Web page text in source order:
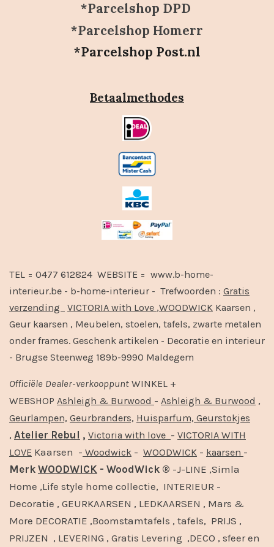
*Parcelshop DPD
*Parcelshop Homerr
*Parcelshop Post.nl
Betaalmethodes
TEL = 0477 612824 WEBSITE = www.b-home-
interieur.be - b-home-interieur - Trefwoorden : Gratis
verzending
VICTORIA with Love ,WOODWICK Kaarsen ,
Geur kaarsen , Meubelen, stoelen, tafels, zwarte metalen
onder frames. Geschenk artikelen - Decoratie en interieur
- Brugse Steenweg 189b-9990 Maldegem
Officiële Dealer-verkooppunt WINKEL +
WEBSHOP Ashleigh & Burwood - Ashleigh & Burwood ,
Geurlampen, Geurbranders, Huisparfum, Geurstokjes
, Atelier Rebul , Victoria with love - VICTORIA WITH
LOVE Kaarsen - Woodwick - WOODWICK - kaarsen -
Merk WOODWICK - WoodWick ® -J-LINE ,Simla
Home ,Life style home collectie, INTERIEUR -
Decoratie , GEURKAARSEN , LEDKAARSEN , Mars &
More DECORATIE ,Boomstamtafels , tafels, PRIJS ,
PRIJZEN , LEVERING , Gratis Levering ,DECO , sfeer en